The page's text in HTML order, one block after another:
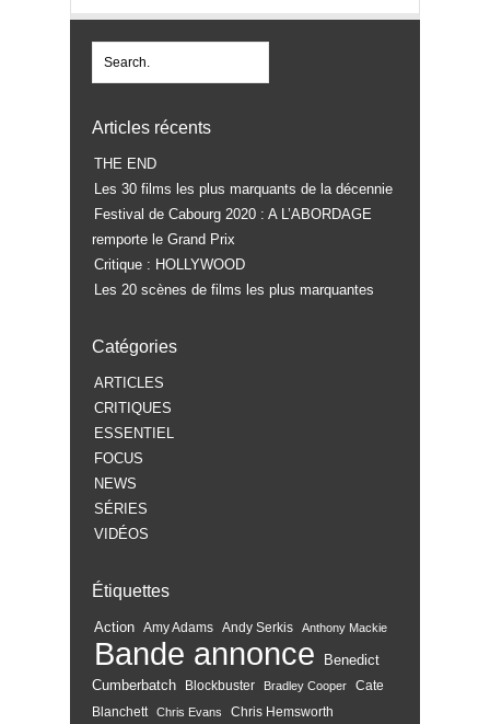
Articles récents
THE END
Les 30 films les plus marquants de la décennie
Festival de Cabourg 2020 : A L’ABORDAGE
remporte le Grand Prix
Critique : HOLLYWOOD
Les 20 scènes de films les plus marquantes
Catégories
ARTICLES
CRITIQUES
ESSENTIEL
FOCUS
NEWS
SÉRIES
VIDÉOS
Étiquettes
Action Amy Adams Andy Serkis Anthony Mackie
Bande annonce
Benedict
Cumberbatch
Blockbuster Bradley Cooper
Cate
Blanchett
Chris Evans Chris Hemsworth